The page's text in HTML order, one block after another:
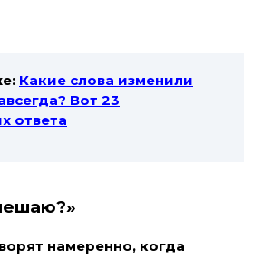
Какие слова изменили
Вот 23
ответа
намеренно, когда